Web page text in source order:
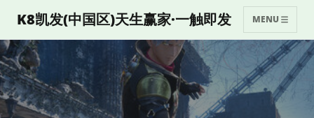
K8凯发(中国区)天生赢家·一触即发 MENU